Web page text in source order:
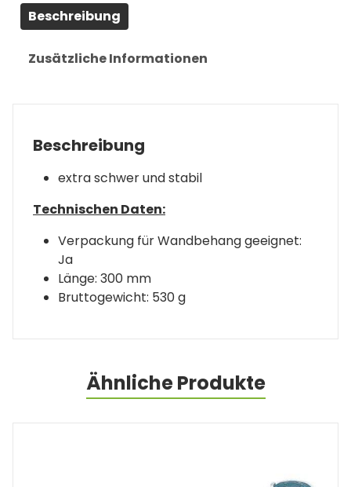
Beschreibung
Zusätzliche Informationen
Beschreibung
extra schwer und stabil
Technischen Daten:
Verpackung für Wandbehang geeignet:
Ja
Länge: 300 mm
Bruttogewicht: 530 g
Ähnliche Produkte